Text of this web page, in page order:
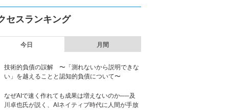
セスランキング
今日 月間
技術的負債の誤解 〜「測れないから説明できな
い」を越えることと認知的負債について〜
なぜAIで速く作れても成果は増えないのか──及
川卓也氏が説く、AIネイティブ時代に人間が手放